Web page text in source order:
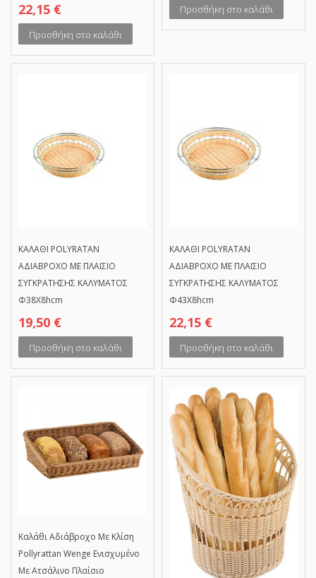
22,15 €
Προσθήκη στο καλάθι
Προσθήκη στο καλάθι
ΚΑΛΑΘΙ POLYRATAN
ΑΔΙΑΒΡΟΧΟ ΜΕ ΠΛΑΙΣΙΟ
ΣΥΓΚΡΑΤΗΣΗΣ ΚΑΛΥΜΑΤΟΣ
Φ38Χ8hcm
19,50 €
Προσθήκη στο καλάθι
ΚΑΛΑΘΙ POLYRATAN
ΑΔΙΑΒΡΟΧΟ ΜΕ ΠΛΑΙΣΙΟ
ΣΥΓΚΡΑΤΗΣΗΣ ΚΑΛΥΜΑΤΟΣ
Φ43Χ8hcm
22,15 €
Προσθήκη στο καλάθι
Καλάθι Αδιάβροχο Με Κλίση
Pollyrattan Wenge Ενισχυμένο
Με Ατσάλινο Πλαίσιο